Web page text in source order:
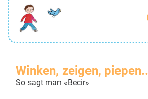
Winken, zeigen,
So sagt man «Becir»